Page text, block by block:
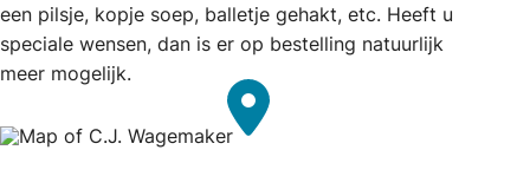
een pilsje, kopje soep, balletje gehakt, etc. Heeft u
speciale wensen, dan is er op bestelling natuurlijk
meer mogelijk.